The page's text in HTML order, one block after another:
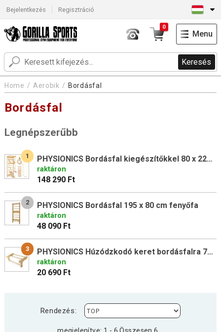
Bejelentkezés Regisztráció
Keresés
0
Menu
Home Aerobik Bordásfal
Bordásfal
Legnépszerűbb
1 PHYSIONICS Bordásfal kiegészítőkkel 80 x 220 x 60 cm
raktáron
148 290 Ft
2 PHYSIONICS Bordásfal 195 x 80 cm fenyőfa
raktáron
48 090 Ft
3 PHYSIONICS Húzódzkodó keret bordásfalra 73 x 45 x 27 cm
raktáron
20 690 Ft
Rendezés:
megjelenítve: 1 - 6 Összesen 6